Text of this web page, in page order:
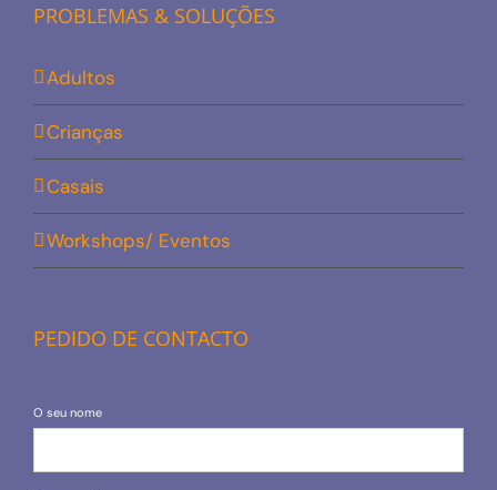
PROBLEMAS & SOLUÇÕES
Adultos
Crianças
Casais
Workshops/ Eventos
PEDIDO DE CONTACTO
O seu nome